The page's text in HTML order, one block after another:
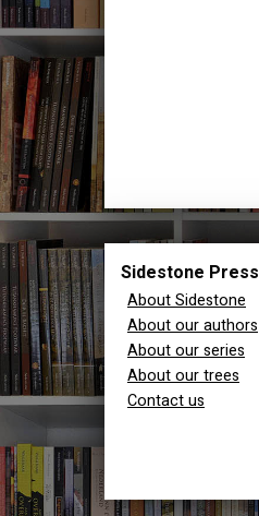
Sidestone Press
About Sidestone
About our authors
About our series
About our trees
Contact us